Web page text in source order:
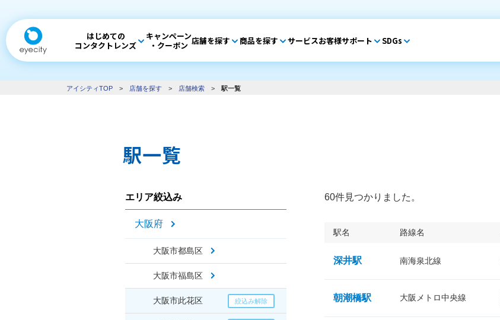
はじめての
コンタクトレンズ
キャンペーン
・クーポン 店舗を探す 商品を探す サービスお客様サポート SDGs
アイシティTOP > 店舗を探す > 店舗検索 > 駅一覧
駅一覧
エリア絞込み
大阪府
大阪市都島区
大阪市福島区
大阪市此花区
60件見つかりました。
駅名 路線名
深井駅 南海泉北線
朝潮橋駅 大阪メトロ中央線